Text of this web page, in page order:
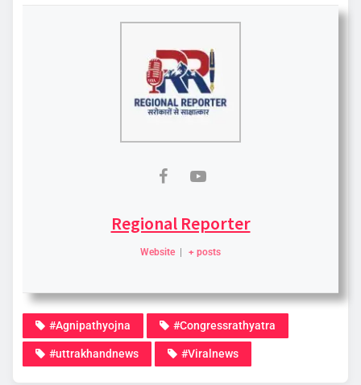
Regional Reporter
Website + posts
#Agnipathyojna #Congressrathyatra
#uttrakhandnews #Viralnews